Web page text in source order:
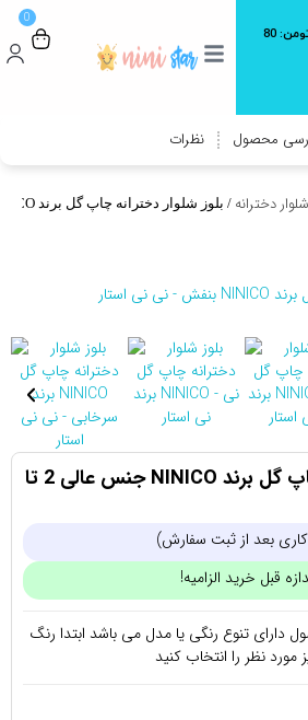
80
0
محصول نظرات
دخترانه / بلوز شلوار دخترانه چاپ گل برند NINICO جنس عالی 2 تا 10 سال
بلوز شلوار دخترانه چاپ گل برند NINICO جنس عالی 2 تا
قبل خرید الزامیه!
دارای تنوع رنگی یا مدل می باشد ابتدا رنگ
نظر را انتخاب کنید